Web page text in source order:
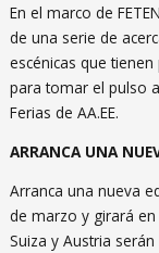
En el marco de
de una serie de
escénicas que
para tomar el pulso
Ferias de AA.EE.
ARRANCA UNA
Arranca una nueva
de marzo y girará
Suiza y Austria